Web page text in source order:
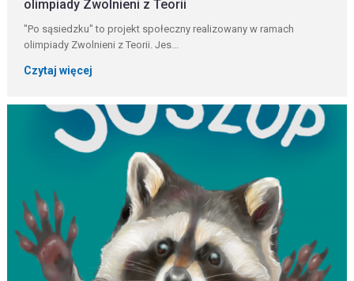
olimpiady Zwolnieni z Teorii
"Po sąsiedzku" to projekt społeczny realizowany w ramach
olimpiady Zwolnieni z Teorii. Jes...
Czytaj więcej